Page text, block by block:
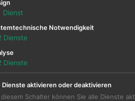
(FH) Alexandra
Vizepräsidentin
Mitglied des Vorstands bei der
Dienst
Notwendigkeit
Dienste
Dienste
Dienste aktivieren oder deaktivieren
Schalter können Sie alle Dienste